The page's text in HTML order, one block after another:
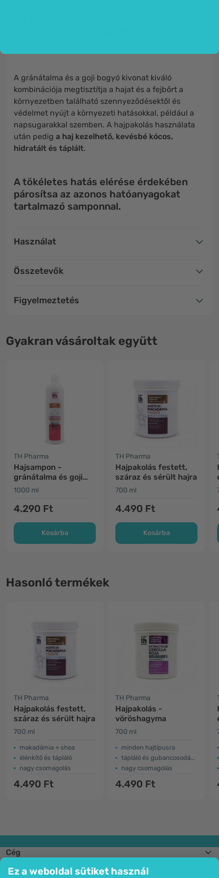
Ez a weboldal sütiket használ
A gránátalma és a goji bogyó kivonat kiváló
kombinációja megtisztítja a hajat és a fejbőrt a
környezetben található szennyeződésektől és
védelmet nyújt a környezeti hatásokkal, például a
napsugarakkal szemben. A hajpakolás használata
után pedig a haj kezelhető, kevésbé kócos,
hidratált és táplált.
A tökéletes hatás elérése érdekében
párosítsa az azonos hatóanyagokat
tartalmazó samponnal.
Használat
Összetevők
Figyelmeztetés
Gyakran vásároltak együtt
TH Pharma
Hajsampon -
gránátalma és goji
bogyók
1000 ml
4.290 Ft
Kosárba
TH Pharma
Hajpakolás festett,
száraz és sérült hajra
700 ml
4.490 Ft
Kosárba
Hasonló termékek
TH Pharma
Hajpakolás festett,
száraz és sérült hajra
700 ml
makadámia + shea
élénkítő és tápláló
nagy csomagolás
4.490 Ft
TH Pharma
Hajpakolás -
vöröshagyma
700 ml
minden hajtípusra
tápláló és gubancosodásgátló
nagy csomagolás
4.490 Ft
Cég
Csatlakozzon hozzánk